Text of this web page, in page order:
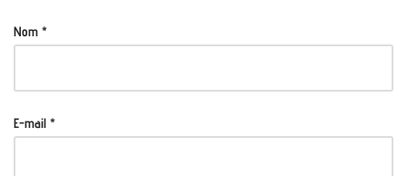
Nom *
E-mail *